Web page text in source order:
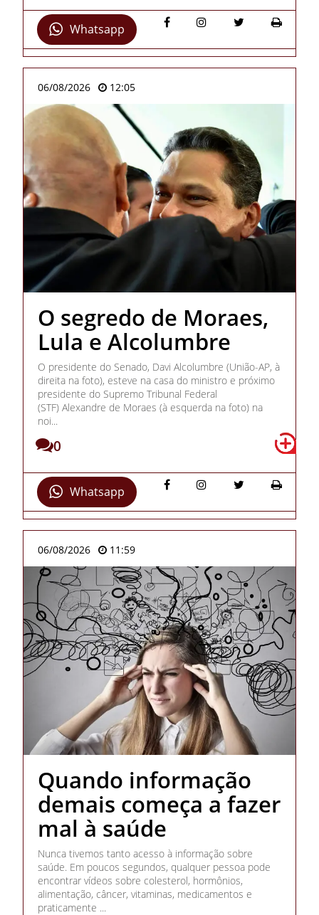
Whatsapp
06/08/2026 12:05
O segredo de Moraes,
Lula e Alcolumbre
O presidente do Senado, Davi Alcolumbre (União-AP, à
direita na foto), esteve na casa do ministro e próximo
presidente do Supremo Tribunal Federal
(STF) Alexandre de Moraes (à esquerda na foto) na
noi...
0
Whatsapp
06/08/2026 11:59
Quando informação
demais começa a fazer
mal à saúde
Nunca tivemos tanto acesso à informação sobre
saúde. Em poucos segundos, qualquer pessoa pode
encontrar vídeos sobre colesterol, hormônios,
alimentação, câncer, vitaminas, medicamentos e
praticamente ...